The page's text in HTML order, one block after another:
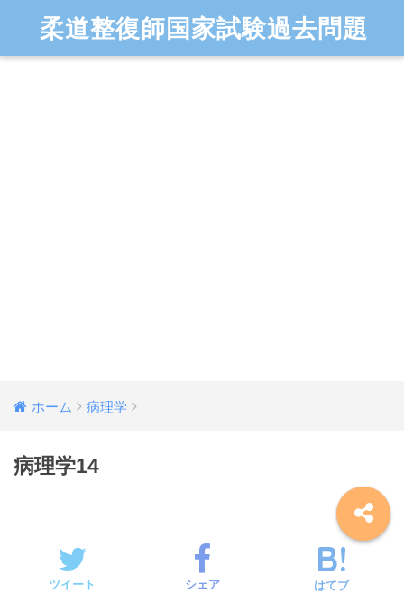
柔道整復師国家試験過去問題
ホーム 病理学
病理学14
ツイート シェア はてブ